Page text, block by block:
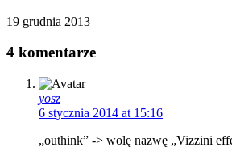
19 grudnia 2013
4 komentarze
yosz
6 stycznia 2014 at 15:16
„outhink” -> wolę nazwę „Vizzini